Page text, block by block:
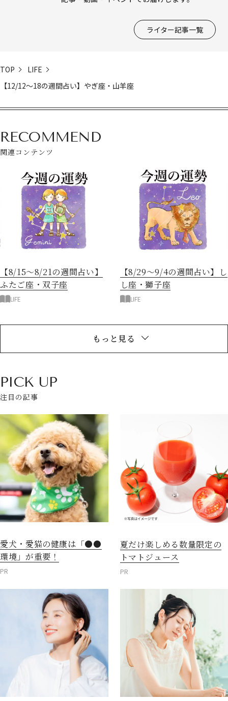
ライター記事一覧
TOP
LIFE
【12/12～18の週間占い】やぎ座・山羊座
RECOMMEND
関連コンテンツ
【8/15～8/21の週間占い】
ふたご座・双子座
LIFE
【8/29～9/4の週間占い】し
し座・獅子座
LIFE
もっと見る
PICK UP
注目の記事
愛犬・愛猫の健康は「●●
環境」が重要！
PR
夏だけ楽しめる数量限定の
トマトジュース
PR